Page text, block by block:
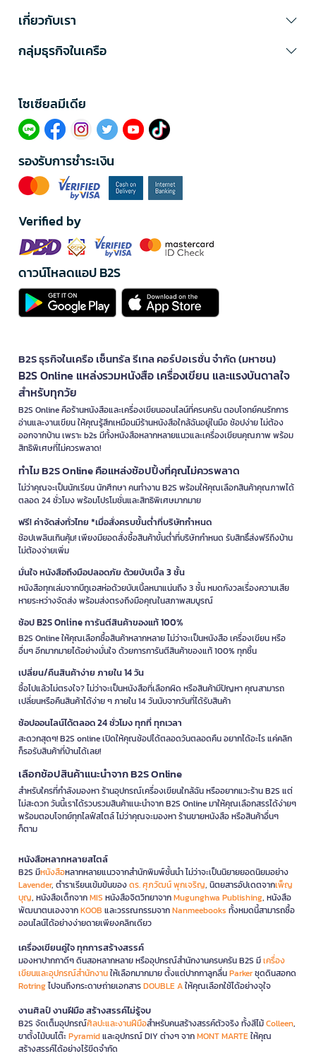
เกี่ยวกับเรา
กลุ่มธุรกิจในเครือ
โซเซียลมีเดีย​
รองรับการชำระเงิน
Verified by
ดาวน์โหลดแอป B2S
B2S ธุรกิจในเครือ เซ็นทรัล รีเทล คอร์ปอเรชั่น จำกัด (มหาชน)
B2S Online แหล่งรวมหนังสือ เครื่องเขียน และแรงบันดาลใจ
สำหรับทุกวัย
B2S Online คือร้านหนังสือและเครื่องเขียนออนไลน์ที่ครบครัน ตอบโจทย์คนรักการ
อ่านและงานเขียน ให้คุณรู้สึกเหมือนมีร้านหนังสือใกล้ฉันอยู่ในมือ ช้อปง่าย ไม่ต้อง
ออกจากบ้าน เพราะ b2s มีทั้งหนังสือหลากหลายแนวและเครื่องเขียนคุณภาพ พร้อม
สิทธิพิเศษที่ไม่ควรพลาด!
ทำไม B2S Online คือแหล่งช้อปปิ้งที่คุณไม่ควรพลาด
ไม่ว่าคุณจะเป็นนักเรียน นักศึกษา คนทำงาน B2S พร้อมให้คุณเลือกสินค้าคุณภาพได้
ตลอด 24 ชั่วโมง พร้อมโปรโมชั่นและสิทธิพิเศษมากมาย
ฟรี! ค่าจัดส่งทั่วไทย *เมื่อสั่งครบขั้นต่ำที่บริษัทกำหนด
ช้อปเพลินเกินคุ้ม! เพียงมียอดสั่งซื้อสินค้าขั้นต่ำที่บริษัทกำหนด รับสิทธิ์ส่งฟรีถึงบ้าน
ไม่ต้องจ่ายเพิ่ม
มั่นใจ หนังสือถึงมือปลอดภัย ด้วยบับเบิ้ล 3 ชั้น
หนังสือทุกเล่มจากบีทูเอสห่อด้วยบับเบิ้ลหนาแน่นถึง 3 ชั้น หมดกังวลเรื่องความเสีย
หายระหว่างจัดส่ง พร้อมส่งตรงถึงมือคุณในสภาพสมบูรณ์
ช้อป B2S Online การันตีสินค้าของแท้ 100%
B2S Online ให้คุณเลือกซื้อสินค้าหลากหลาย ไม่ว่าจะเป็นหนังสือ เครื่องเขียน หรือ
อื่นๆ อีกมากมายได้อย่างมั่นใจ ด้วยการการันตีสินค้าของแท้ 100% ทุกชิ้น
เปลี่ยน/คืนสินค้าง่าย ภายใน 14 วัน
ซื้อไปแล้วไม่ตรงใจ? ไม่ว่าจะเป็นหนังสือที่เลือกผิด หรือสินค้ามีปัญหา คุณสามารถ
เปลี่ยนหรือคืนสินค้าได้ง่าย ๆ ภายใน 14 วันนับจากวันที่ได้รับสินค้า
ช้อปออนไลน์ได้ตลอด 24 ชั่วโมง ทุกที่ ทุกเวลา
สะดวกสุดๆ! B2S online เปิดให้คุณช้อปได้ตลอดวันตลอดคืน อยากได้อะไร แค่คลิก
ก็รอรับสินค้าที่บ้านได้เลย!
เลือกช้อปสินค้าแนะนำจาก B2S Online
สำหรับใครที่กำลังมองหา ร้านอุปกรณ์เครื่องเขียนใกล้ฉัน หรืออยากแวะร้าน B2S แต่
ไม่สะดวก วันนี้เราได้รวบรวมสินค้าแนะนำจาก B2S Online มาให้คุณเลือกสรรได้ง่ายๆ
พร้อมตอบโจทย์ทุกไลฟ์สไตล์ ไม่ว่าคุณจะมองหา ร้านขายหนังสือ หรือสินค้าอื่นๆ
ก็ตาม
หนังสือหลากหลายสไตล์
B2S มีหนังสือหลากหลายแนวจากสำนักพิมพ์ชั้นนำ ไม่ว่าจะเป็นนิยายยอดนิยมอย่าง
Lavender, ตำราเรียนเข้มข้นของดร. ศุภวัฒน์ พุกเจริญ, นิตยสารอัปเดตจากเพ็ญ
บุญ, หนังสือเด็กจากMIS หนังสือจิตวิทยาจากMugunghwa Publishing, หนังสือ
พัฒนาตนเองจากKOOB และวรรณกรรมจากNanmeebooks ทั้งหมดนี้สามารถซื้อ
ออนไลน์ได้อย่างง่ายดายเพียงคลิกเดียว
เครื่องเขียนคู่ใจ ทุกการสร้างสรรค์
มองหาปากกาดีๆ ดินสอหลากหลาย หรืออุปกรณ์สำนักงานครบครัน B2S มีเครื่อง
เขียนและอุปกรณ์สำนักงานให้เลือกมากมาย ตั้งแต่ปากกาลูกลื่นParkerชุดดินสอกด
Rotringไปจนถึงกระดาษถ่ายเอกสารDOUBLE Aให้คุณเลือกใช้ได้อย่างจุใจ
งานศิลป์ งานฝีมือ สร้างสรรค์ไม่รู้จบ
B2S จัดเต็มอุปกรณ์ศิลปะและงานฝีมือสำหรับคนสร้างสรรค์ตัวจริง ทั้งสีไม้Colleen,
ขาตั้งไม้บนโต๊ะPyramidและอุปกรณ์ DIY ต่างๆ จากMONT MARTEให้คุณ
สร้างสรรค์ได้อย่างไร้ขีดจำกัด